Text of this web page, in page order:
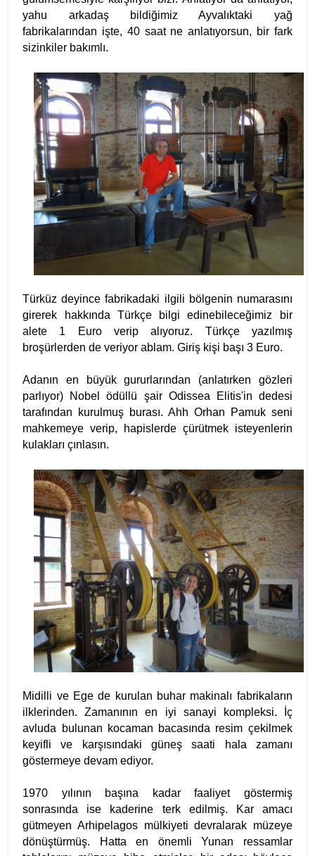
yahu arkadaş bildiğimiz Ayvalıktaki yağ
fabrikalarından işte, 40 saat ne anlatıyorsun, bir fark
sizinkiler bakımlı.
Türküz deyince fabrikadaki ilgili bölgenin numarasını
girerek hakkında Türkçe bilgi edinebileceğimiz bir
alete 1 Euro verip alıyoruz. Türkçe yazılmış
broşürlerden de veriyor ablam. Giriş kişi başı 3 Euro.
Adanın en büyük gururlarından (anlatırken gözleri
parlıyor) Nobel ödüllü şair Odissea Elitis'in dedesi
tarafından kurulmuş burası. Ahh Orhan Pamuk seni
mahkemeye verip, hapislerde çürütmek isteyenlerin
kulakları çınlasın.
Midilli ve Ege de kurulan buhar makinalı fabrikaların
ilklerinden. Zamanının en iyi sanayi kompleksi. İç
avluda bulunan kocaman bacasında resim çekilmek
keyifli ve karşısındaki güneş saati hala zamanı
göstermeye devam ediyor.
1970 yılının başına kadar faaliyet göstermiş
sonrasında ise kaderine terk edilmiş. Kar amacı
gütmeyen Arhipelagos mülkiyeti devralarak müzeye
dönüştürmüş. Hatta en önemli Yunan ressamlar